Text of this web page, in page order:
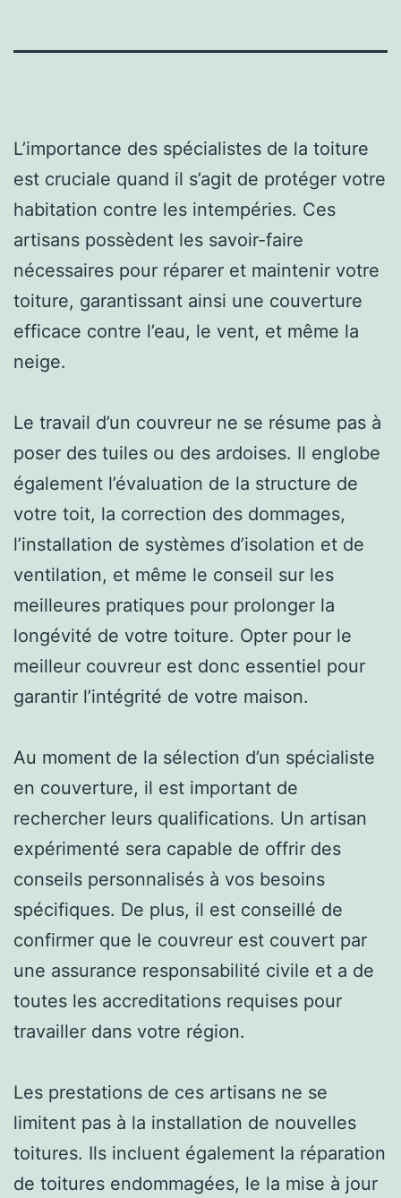
L’importance des spécialistes de la toiture
est cruciale quand il s’agit de protéger votre
habitation contre les intempéries. Ces
artisans possèdent les savoir-faire
nécessaires pour réparer et maintenir votre
toiture, garantissant ainsi une couverture
efficace contre l’eau, le vent, et même la
neige.
Le travail d’un couvreur ne se résume pas à
poser des tuiles ou des ardoises. Il englobe
également l’évaluation de la structure de
votre toit, la correction des dommages,
l’installation de systèmes d’isolation et de
ventilation, et même le conseil sur les
meilleures pratiques pour prolonger la
longévité de votre toiture. Opter pour le
meilleur couvreur est donc essentiel pour
garantir l’intégrité de votre maison.
Au moment de la sélection d’un spécialiste
en couverture, il est important de
rechercher leurs qualifications. Un artisan
expérimenté sera capable de offrir des
conseils personnalisés à vos besoins
spécifiques. De plus, il est conseillé de
confirmer que le couvreur est couvert par
une assurance responsabilité civile et a de
toutes les accreditations requises pour
travailler dans votre région.
Les prestations de ces artisans ne se
limitent pas à la installation de nouvelles
toitures. Ils incluent également la réparation
de toitures endommagées, le la mise à jour